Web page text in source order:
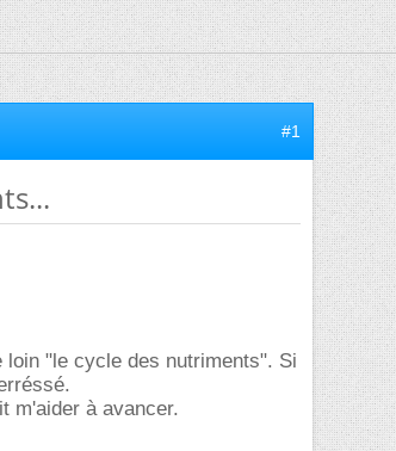
#1
"le cycle des nutriments". Si
m'aider à avancer.